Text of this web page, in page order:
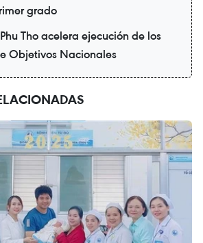
grado
Tho acelera ejecución de los
Objetivos Nacionales